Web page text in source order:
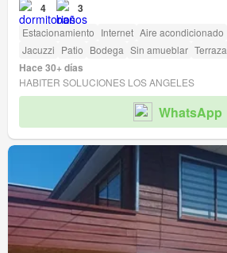
4 3
Estacionamiento Internet Aire acondicionado
Jacuzzi Patio Bodega Sin amueblar Terraza
Hace 30+ días
HABITER SOLUCIONES LOS ANGELES
WhatsApp